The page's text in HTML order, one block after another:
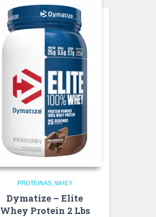
PROTEINAS WHEY
Dymatize – Elite
Whey Protein 2 Lbs